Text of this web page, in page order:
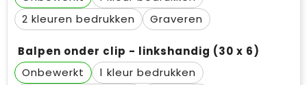
2
Graveren
Balpen onder clip - linkshandig (30 x 6)
Onbewerkt
1